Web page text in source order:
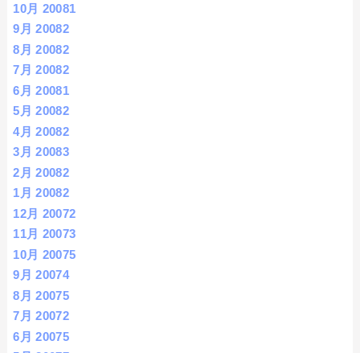
10月 20081
9月 20082
8月 20082
7月 20082
6月 20081
5月 20082
4月 20082
3月 20083
2月 20082
1月 20082
12月 20072
11月 20073
10月 20075
9月 20074
8月 20075
7月 20072
6月 20075